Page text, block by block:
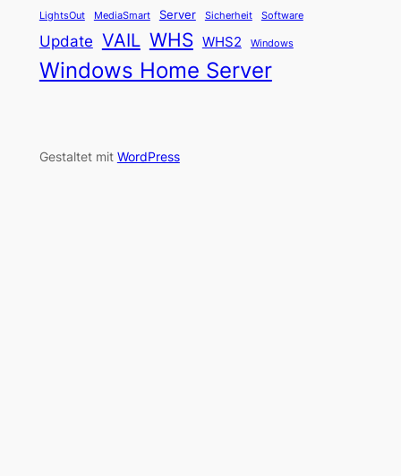
LightsOut MediaSmart Server Sicherheit Software
Update VAIL WHS WHS2 Windows
Windows Home Server
Gestaltet mit WordPress